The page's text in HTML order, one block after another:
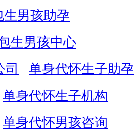
男孩助孕
生男孩中心
司
单身代怀生子助孕
单身代怀生子机构
单身代怀男孩咨询